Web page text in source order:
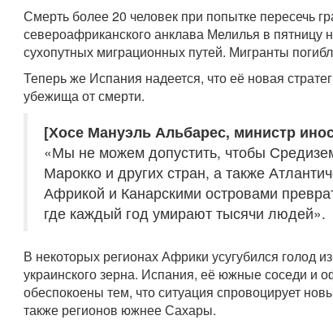
Смерть более 20 человек при попытке пересечь
североафриканского анклава Мелилья в пятницу
сухопутных миграционных путей. Мигранты
Теперь же Испания надеется, что её новая
убежища от смерти.
[Хосе Мануэль Альбарес, министр
«Мы не можем допустить, чтобы
Марокко и других стран, а также
Африкой и Канарскими островами
где каждый год умирают тысячи людей».
В некоторых регионах Африки усугубился голод
украинского зерна. Испания, её южные соседи
обеспокоены тем, что ситуация спровоцирует
также регионов южнее Сахары.